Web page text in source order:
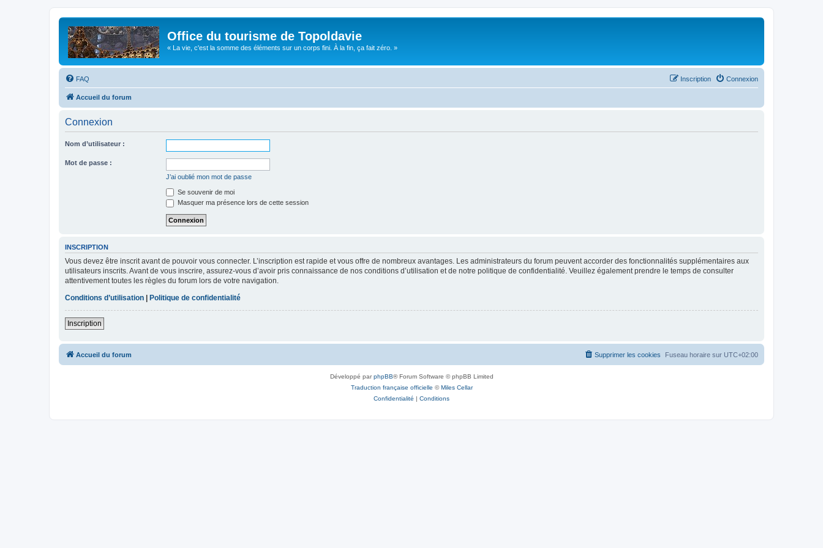
Office du tourisme de Topoldavie
« La vie, c'est la somme des éléments sur un corps fini. À la fin, ça fait zéro. »
FAQ Connexion
Inscription
Accueil du forum
Connexion
Nom d’utilisateur :
Mot de passe :
J’ai oublié mon mot de passe
Se souvenir de moi
Masquer ma présence lors de cette session
INSCRIPTION
Vous devez être inscrit avant de pouvoir vous connecter. L’inscription est rapide et vous offre de nombreux avantages. Les administrateurs du forum peuvent accorder des fonctionnalités supplémentaires aux
utilisateurs inscrits. Avant de vous inscrire, assurez-vous d’avoir pris connaissance de nos conditions d’utilisation et de notre politique de confidentialité. Veuillez également prendre le temps de consulter
attentivement toutes les règles du forum lors de votre navigation.
Conditions d’utilisation
Politique de confidentialité
Inscription
Accueil du forum Fuseau horaire sur UTC+02:00
Supprimer les cookies
Développé parphpBB® Forum Software © phpBB Limited
Traduction française officielle ©Miles Cellar
Confidentialité | Conditions